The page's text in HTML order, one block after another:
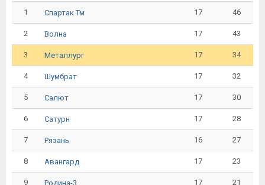
1 Спартак Тм 17 46
2 Волна 17 43
3 Металлург 17 34
4 Шумбрат 17 32
5 Салют 17 30
6 Сатурн 17 28
7 Рязань 16 27
8 Авангард 17 23
9 Родина-3 17 21